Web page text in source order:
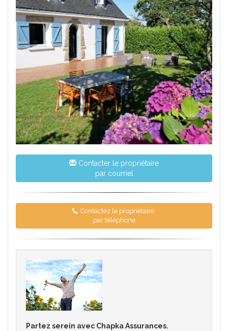
Contacter le propriétaire
par courriel
Contactez le propriétaire
par téléphone
Partez serein avec Chapka Assurances.